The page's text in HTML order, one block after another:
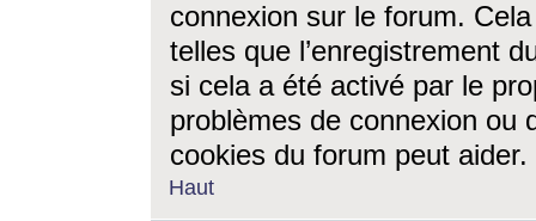
connexion sur le forum.
telles que l’enregistrement
si cela a été activé par le
problèmes de connexion ou
cookies du forum peut aider.
Haut